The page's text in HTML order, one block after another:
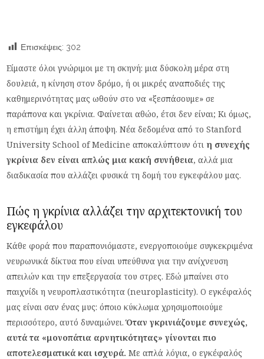
Επισκέψεις: 302
Είμαστε όλοι γνώριμοι με τη σκηνή: μια δύσκολη μέρα στη
δουλειά, η κίνηση στον δρόμο, ή οι μικρές αναποδιές της
καθημερινότητας μας ωθούν στο να «ξεσπάσουμε» σε
παράπονα και γκρίνια. Φαίνεται αθώο, έτσι δεν είναι; Κι όμως,
η επιστήμη έχει άλλη άποψη. Νέα δεδομένα από το Stanford
University School of Medicine αποκαλύπτουν ότι η συνεχής
γκρίνια δεν είναι απλώς μια κακή συνήθεια, αλλά μια
διαδικασία που αλλάζει φυσικά τη δομή του εγκεφάλου μας.
Πώς η γκρίνια αλλάζει την αρχιτεκτονική του
εγκεφάλου
Κάθε φορά που παραπονιόμαστε, ενεργοποιούμε συγκεκριμένα
νευρωνικά δίκτυα που είναι υπεύθυνα για την ανίχνευση
απειλών και την επεξεργασία του στρες. Εδώ μπαίνει στο
παιχνίδι η νευροπλαστικότητα (neuroplasticity). Ο εγκέφαλός
μας είναι σαν ένας μυς: όποιο κύκλωμα χρησιμοποιούμε
περισσότερο, αυτό δυναμώνει.Όταν γκρινιάζουμε συνεχώς,
αυτά τα «μονοπάτια αρνητικότητας» γίνονται πιο
αποτελεσματικά και ισχυρά. Με απλά λόγια, ο εγκέφαλός